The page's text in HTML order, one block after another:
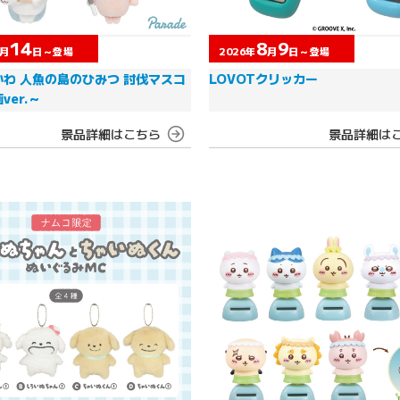
人魚の島のひみつ 討伐マスコ
ver.～
月14日～登場
LOVOTクリッカー
2026年8月9日～登場